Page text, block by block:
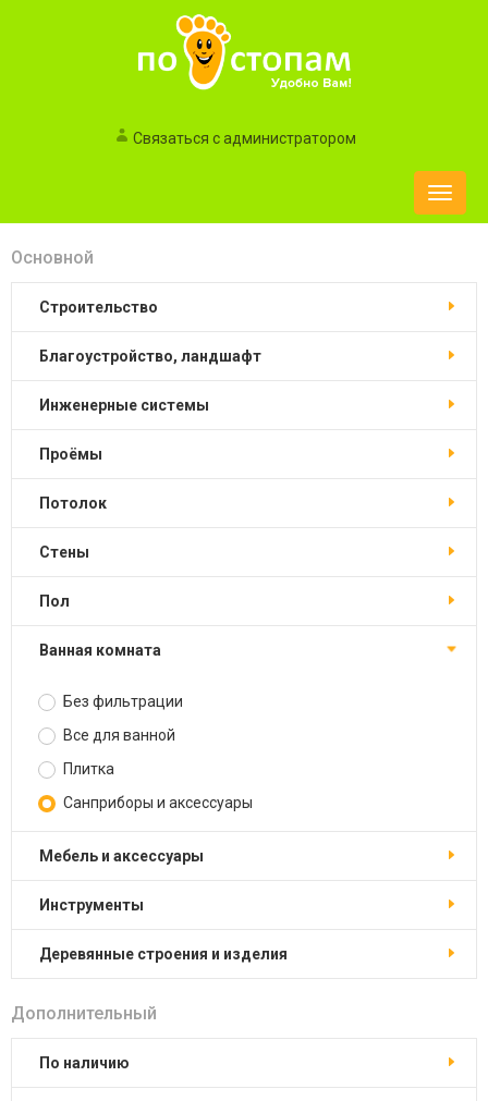
Связаться с администратором
Toggle
Основной
Строительство
Благоустройство, ландшафт
Инженерные системы
Проёмы
Потолок
Стены
Пол
Ванная комната
Без фильтрации
Все для ванной
Плитка
Санприборы и аксессуары
Мебель и аксессуары
Инструменты
Деревянные строения и изделия
Дополнительный
По наличию